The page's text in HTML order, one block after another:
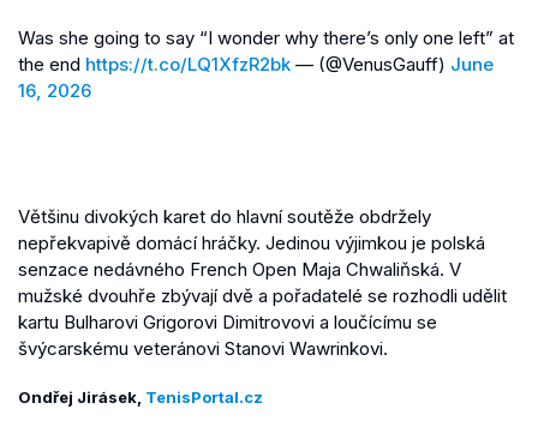
Was she going to say “I wonder why there’s only one left” at
the end https://t.co/LQ1XfzR2bk — (@VenusGauff) June
16, 2026
Většinu divokých karet do hlavní soutěže obdržely
nepřekvapivě domácí hráčky. Jedinou výjimkou je polská
senzace nedávného French Open Maja Chwaliňská. V
mužské dvouhře zbývají dvě a pořadatelé se rozhodli udělit
kartu Bulharovi Grigorovi Dimitrovovi a loučícímu se
švýcarskému veteránovi Stanovi Wawrinkovi.
Ondřej Jirásek, TenisPortal.cz